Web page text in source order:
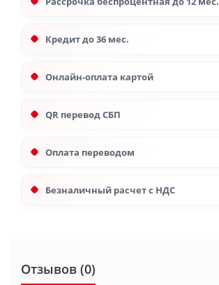
Кредит до 36 мес.
Онлайн-оплата картой
QR перевод СБП
Оплата переводом
Безналичный расчет с НДС
Отзывов (0)